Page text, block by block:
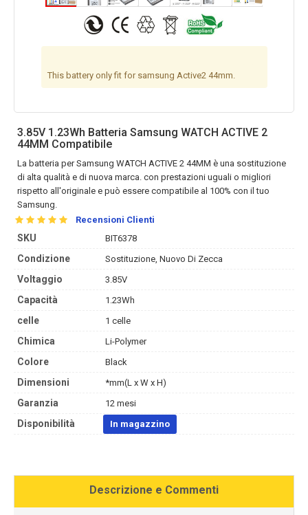
This battery only fit for samsung Active2 44mm.
3.85V 1.23Wh Batteria Samsung WATCH ACTIVE 2
44MM Compatibile
La batteria per Samsung WATCH ACTIVE 2 44MM è una sostituzione
di alta qualità e di nuova marca. con prestazioni uguali o migliori
rispetto all'originale e può essere compatibile al 100% con il tuo
Samsung.
Recensioni Clienti
SKU BIT6378
Condizione Sostituzione, Nuovo Di Zecca
Voltaggio 3.85V
Capacità 1.23Wh
celle 1 celle
Chimica Li-Polymer
Colore Black
Dimensioni *mm(L x W x H)
Garanzia 12 mesi
Disponibilità In magazzino
Descrizione e Commenti